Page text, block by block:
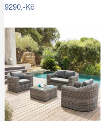
9290,-Kč